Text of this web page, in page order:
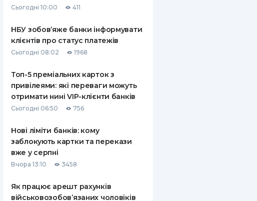
СТРАХУВАННЮ
ВСІ СТРАХОВІ ПОЛІСИ
ВІДГУКИ ПРО СТРАХОВІ
КОМПАНІЇ
КОНТАКТИ
Сьогодні 10:00 411
НБУ зобов’яже банки інформувати
клієнтів про статус платежів
Сьогодні 08:02 1968
Топ-5 преміальних карток з
привілеями: які переваги можуть
отримати нині VIP-клієнти банків
Сьогодні 06:50 756
Нові ліміти банків: кому
заблокують картки та перекази
вже у серпні
Вчора 13:10 3458
Як працює арешт рахунків
військовозобов’язаних чоловіків